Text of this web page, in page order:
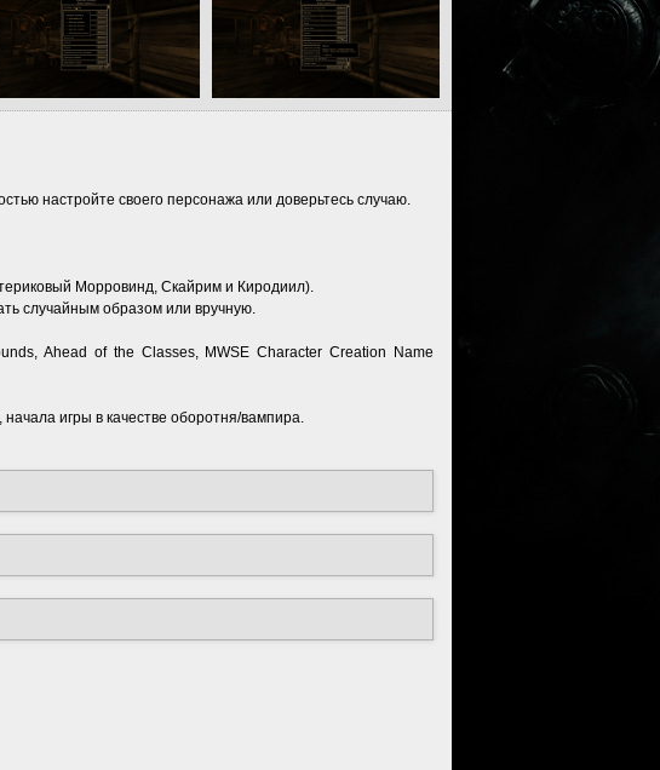
настройте своего персонажа или доверьтесь случаю.
Морровинд, Скайрим и Киродиил).
случайным образом или вручную.
Ahead of the Classes, MWSE Character Creation Name
игры в качестве оборотня/вампира.